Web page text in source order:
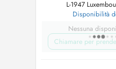
L-1947
Disponibilità
Nessuna
Chiamare per